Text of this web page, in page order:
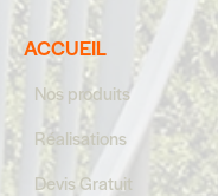
ACCUEIL
Nos produits
Réalisations
Devis Gratuit